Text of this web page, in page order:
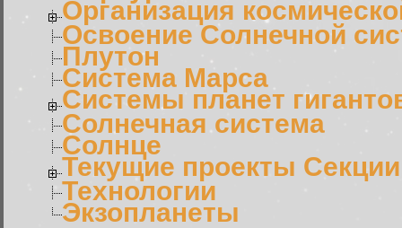
Организация
Освоение Солнечной
Плутон
Система Марса
Системы планет
Солнечная система
Солнце
Текущие проекты Секции
Технологии
Экзопланеты